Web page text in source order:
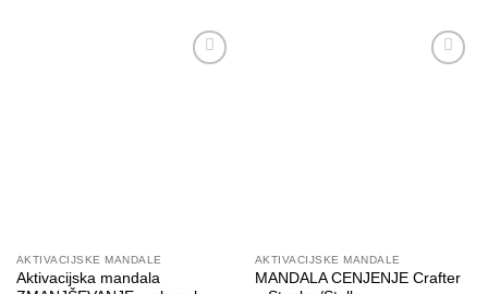
AKTIVACIJSKE MANDALE
Aktivacijska mandala
AKTIVACIJSKE MANDALE
MANDALA CENJENJE Crafter